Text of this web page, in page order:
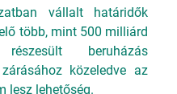
vállalt határidők
több, mint 500 milliárd
beruházás
közeledve az
lesz lehetőség.